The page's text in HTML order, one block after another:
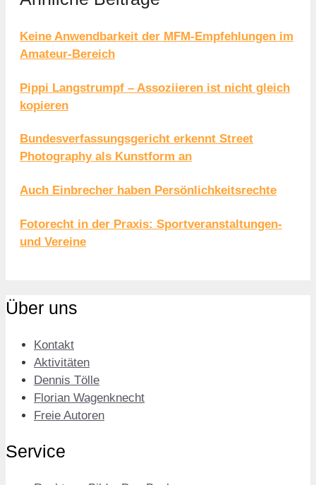
Keine Anwendbarkeit der MFM-Empfehlungen im
Amateur-Bereich
Pippi Langstrumpf – Assoziieren ist nicht gleich
kopieren
Bundesverfassungsgericht erkennt Street
Photography als Kunstform an
Auch Einbrecher haben Persönlichkeitsrechte
Fotorecht in der Praxis: Sportveranstaltungen-
und Vereine
Über uns
Kontakt
Aktivitäten
Dennis Tölle
Florian Wagenknecht
Freie Autoren
Service